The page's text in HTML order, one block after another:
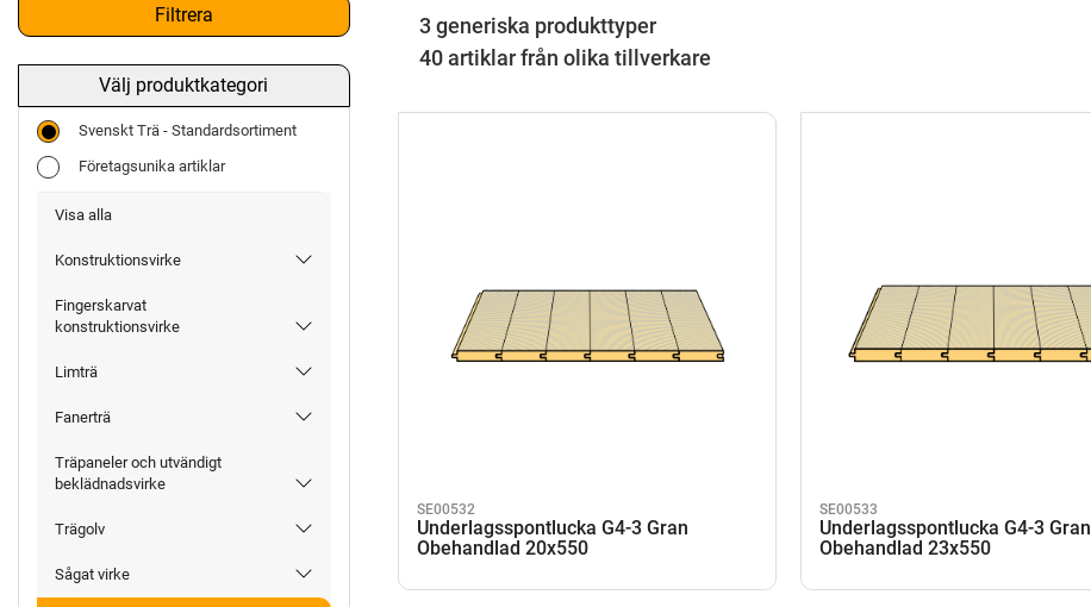
Filtrera
Välj produktkategori
Svenskt Trä - Standardsortiment
Företagsunika artiklar
Visa alla
Konstruktionsvirke
Fingerskarvat
konstruktionsvirke
Limträ
Fanerträ
Träpaneler och utvändigt
beklädnadsvirke
Trägolv
Sågat virke
3 generiska produkttyper
40 artiklar från olika tillverkare
SE00532
Underlagsspontlucka G4-3 Gran
Obehandlad 20x550
SE00533
Underlagsspontlucka G4-3 Gran
Obehandlad 23x550